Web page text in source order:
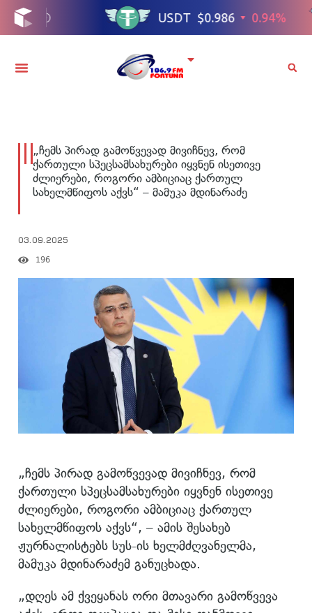
„ჩემს პირად გამოწვევად მივიჩნევ, რომ
ქართული სპეცსამსახურები იყვნენ ისეთივე
ძლიერები, როგორი ამბიციაც ქართულ
სახელმწიფოს აქვს“ – მამუკა მდინარაძე
03.09.2025
196
„ჩემს პირად გამოწვევად მივიჩნევ, რომ
ქართული სპეცსამსახურები იყვნენ ისეთივე
ძლიერები, როგორი ამბიციაც ქართულ
სახელმწიფოს აქვს“, – ამის შესახებ
ჟურნალისტებს სუს-ის ხელმძღვანელმა,
მამუკა მდინარაძემ განუცხადა.
„დღეს ამ ქვეყანას ორი მთავარი გამოწვევა